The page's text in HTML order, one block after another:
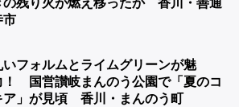
市
いフォルムとライムグリーンが魅
！ 国営讃岐まんのう公園で「夏のコ
ア」が見頃 香川・まんのう町